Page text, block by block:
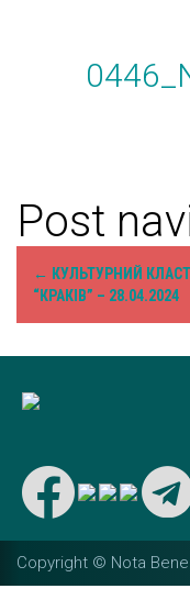
Post
← КУЛЬТУРНИЙ
“КРАКІВ” – 28.04.2024
Copyright © Nota Bene